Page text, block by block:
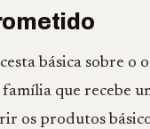
básica sobre o
que recebe
os produtos